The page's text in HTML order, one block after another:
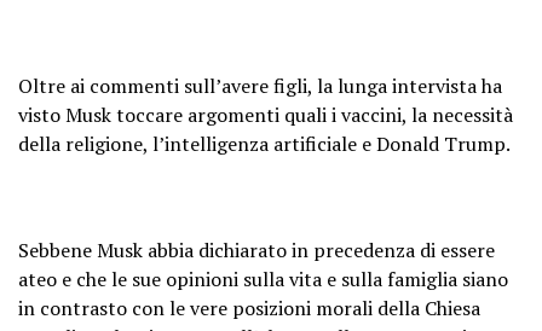
Oltre ai commenti sull’avere figli, la lunga intervista ha
visto Musk toccare argomenti quali i vaccini, la necessità
della religione, l’intelligenza artificiale e Donald Trump.
Sebbene Musk abbia dichiarato in precedenza di essere
ateo e che le sue opinioni sulla vita e sulla famiglia siano
in contrasto con le vere posizioni morali della Chiesa